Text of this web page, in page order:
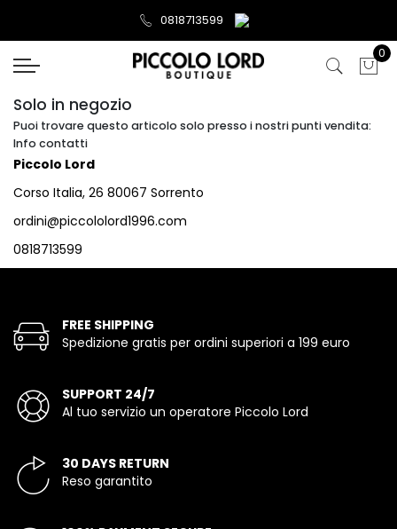
0818713599
0
Solo in negozio
Puoi trovare questo articolo solo presso i nostri punti vendita:
Info contatti
Piccolo Lord
Corso Italia, 26 80067 Sorrento
ordini@piccololord1996.com
0818713599
FREE SHIPPING
Spedizione gratis per ordini superiori a 199 euro
SUPPORT 24/7
Al tuo servizio un operatore Piccolo Lord
30 DAYS RETURN
Reso garantito